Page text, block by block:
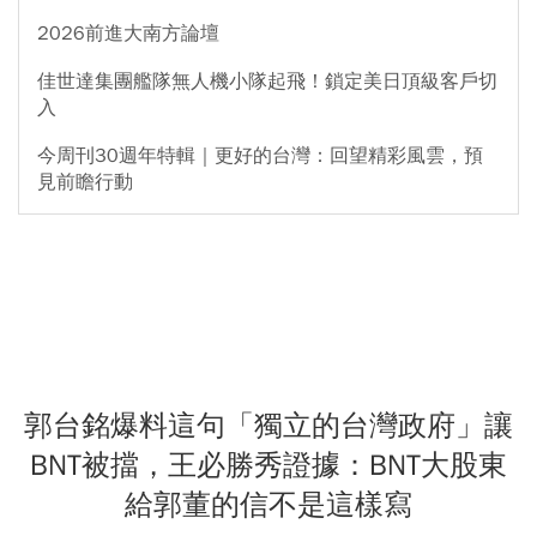
2026前進大南方論壇
佳世達集團艦隊無人機小隊起飛！鎖定美日頂級客戶切
入
今周刊30週年特輯｜更好的台灣：回望精彩風雲，預
見前瞻行動
郭台銘爆料這句「獨立的台灣政府」讓
BNT被擋，王必勝秀證據：BNT大股東
給郭董的信不是這樣寫